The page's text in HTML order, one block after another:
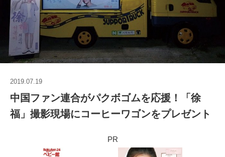
2019.07.19
中国ファン連合がパクボゴムを応援！「徐
福」撮影現場にコーヒーワゴンをプレゼント
PR